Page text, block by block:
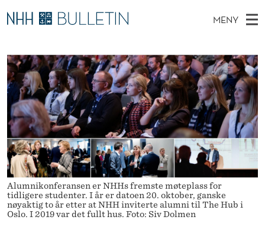
D
U
K
A
N
F
R
E
M
D
MENY
O
V
E
D
M
E
N
Y
Ø
K
I
N
E
T
T
S
T
E
D
E
T
Stipendiater og nye forskerprofiler
Disputaser
Ekspertutvalg
Om Bulletin
Alumnikonferansen er NHHs fremste møteplass for
tidligere studenter. I år er datoen 20. oktober, ganske
nøyaktig to år etter at NHH inviterte alumni til The Hub i
Oslo. I 2019 var det fullt hus. Foto: Siv Dolmen